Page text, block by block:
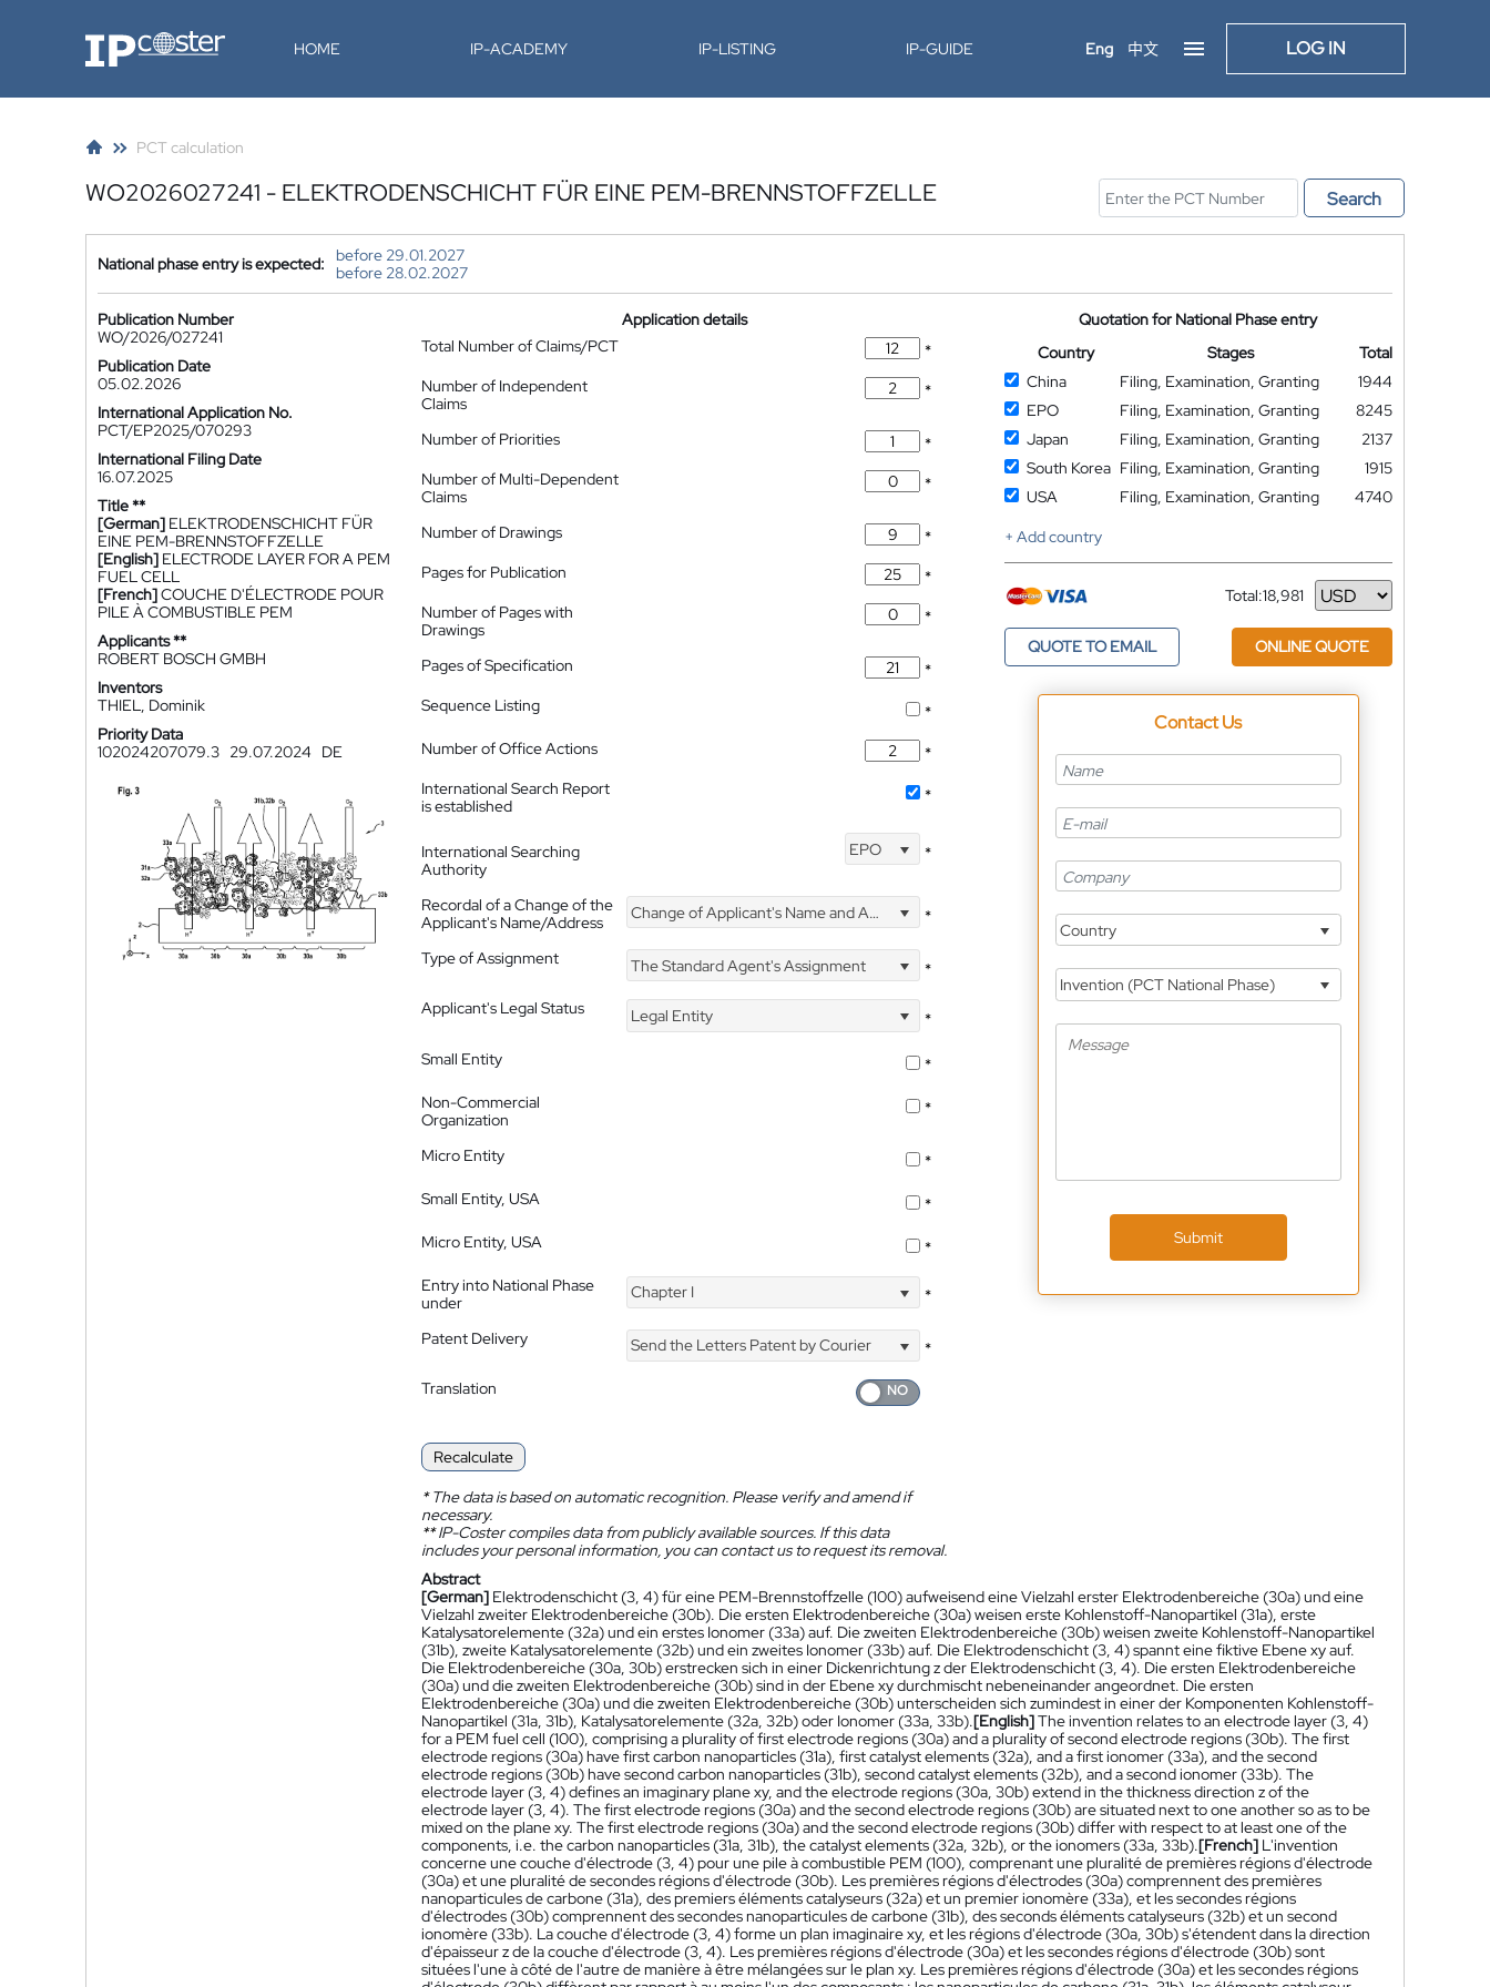
IP-Coster HOME IP-ACADEMY IP-LISTING IP-GUIDE Eng 中文 LOG IN
PCT calculation
WO2026027241 - ELEKTRODENSCHICHT FÜR EINE PEM-BRENNSTOFFZELLE Search
National phase entry is expected:
before 29.01.2027
before 28.02.2027
Publication Number
WO/2026/027241
Publication Date
05.02.2026
International Application No.
PCT/EP2025/070293
International Filing Date
16.07.2025
Title **
[German] ELEKTRODENSCHICHT FÜR
EINE PEM-BRENNSTOFFZELLE
[English] ELECTRODE LAYER FOR A PEM
FUEL CELL
[French]COUCHE D'ÉLECTRODE POUR
PILE À COMBUSTIBLE PEM
Applicants **
ROBERT BOSCH GMBH
Inventors
THIEL, Dominik
Priority Data
102024207079.3 29.07.2024 DE
Application details
Total Number of Claims/PCT
*
Number of Independent
Claims
*
Number of Priorities
*
Number of Multi-Dependent
Claims
*
Number of Drawings
*
Pages for Publication
*
Number of Pages with
Drawings
*
Pages of Specification
*
Sequence Listing
*
Number of Office Actions
*
International Search Report
is established
*
International Searching
Authority
EPO *
Recordal of a Change of the
Applicant's Name/Address
Change of Applicant's Name and Address *
Type of Assignment The Standard Agent's Assignment
*
Applicant's Legal Status
Legal Entity
*
Small Entity
*
Non-Commercial
Organization
*
Micro Entity
*
Small Entity, USA
*
Micro Entity, USA
*
Entry into National Phase
under
Chapter I *
Patent Delivery Send the Letters Patent by Courier
*
Translation
Recalculate
*The data is based on automatic recognition. Please verify and amend if
necessary.
**IP-Coster compiles data from publicly available sources. If this data
includes your personal information, you can contact us to request its removal.
Quotation for National Phase entry
Country
Stages
Total
China
Filing, Examination, Granting
1944
EPO
Filing, Examination, Granting
8245
Japan
Filing, Examination, Granting
2137
South Korea Filing, Examination, Granting
1915
USA
Filing, Examination, Granting
4740
+ Add country
Total:18,981
Currency
QUOTE TO EMAIL ONLINE QUOTE
Contact Us
Country
Invention (PCT National Phase)
Submit
Abstract
[German] Elektrodenschicht (3, 4) für eine PEM-Brennstoffzelle (100) aufweisend eine Vielzahl erster Elektrodenbereiche (30a) und eine
Vielzahl zweiter Elektrodenbereiche (30b). Die ersten Elektrodenbereiche (30a) weisen erste Kohlenstoff-Nanopartikel (31a), erste
Katalysatorelemente (32a) und ein erstes Ionomer (33a) auf. Die zweiten Elektrodenbereiche (30b) weisen zweite Kohlenstoff-Nanopartikel
(31b), zweite Katalysatorelemente (32b) und ein zweites Ionomer (33b) auf. Die Elektrodenschicht (3, 4) spannt eine fiktive Ebene xy auf.
Die Elektrodenbereiche (30a, 30b) erstrecken sich in einer Dickenrichtung z der Elektrodenschicht (3, 4). Die ersten Elektrodenbereiche
(30a) und die zweiten Elektrodenbereiche (30b) sind in der Ebene xy durchmischt nebeneinander angeordnet. Die ersten
Elektrodenbereiche (30a) und die zweiten Elektrodenbereiche (30b) unterscheiden sich zumindest in einer der Komponenten Kohlenstoff-
Nanopartikel (31a, 31b), Katalysatorelemente (32a, 32b) oder Ionomer (33a, 33b).[English]The invention relates to an electrode layer (3, 4)
for a PEM fuel cell (100), comprising a plurality of first electrode regions (30a) and a plurality of second electrode regions (30b). The first
electrode regions (30a) have first carbon nanoparticles (31a), first catalyst elements (32a), and a first ionomer (33a), and the second
electrode regions (30b) have second carbon nanoparticles (31b), second catalyst elements (32b), and a second ionomer (33b). The
electrode layer (3, 4) defines an imaginary plane xy, and the electrode regions (30a, 30b) extend in the thickness direction z of the
electrode layer (3, 4). The first electrode regions (30a) and the second electrode regions (30b) are situated next to one another so as to be
mixed on the plane xy. The first electrode regions (30a) and the second electrode regions (30b) differ with respect to at least one of the
components, i.e. the carbon nanoparticles (31a, 31b), the catalyst elements (32a, 32b), or the ionomers (33a, 33b).[French] L'invention
concerne une couche d'électrode (3, 4) pour une pile à combustible PEM (100), comprenant une pluralité de premières régions d'électrode
(30a) et une pluralité de secondes régions d'électrode (30b). Les premières régions d'électrodes (30a) comprennent des premières
nanoparticules de carbone (31a), des premiers éléments catalyseurs (32a) et un premier ionomère (33a), et les secondes régions
d'électrodes (30b) comprennent des secondes nanoparticules de carbone (31b), des seconds éléments catalyseurs (32b) et un second
ionomère (33b). La couche d'électrode (3, 4) forme un plan imaginaire xy, et les régions d'électrode (30a, 30b) s'étendent dans la direction
d'épaisseur z de la couche d'électrode (3, 4). Les premières régions d'électrode (30a) et les secondes régions d'électrode (30b) sont
situées l'une à côté de l'autre de manière à être mélangées sur le plan xy. Les premières régions d'électrode (30a) et les secondes régions